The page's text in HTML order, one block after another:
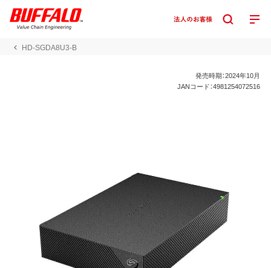
HD-SGDA8U3-B
発売時期：2024年10月
JANコード：4981254072516